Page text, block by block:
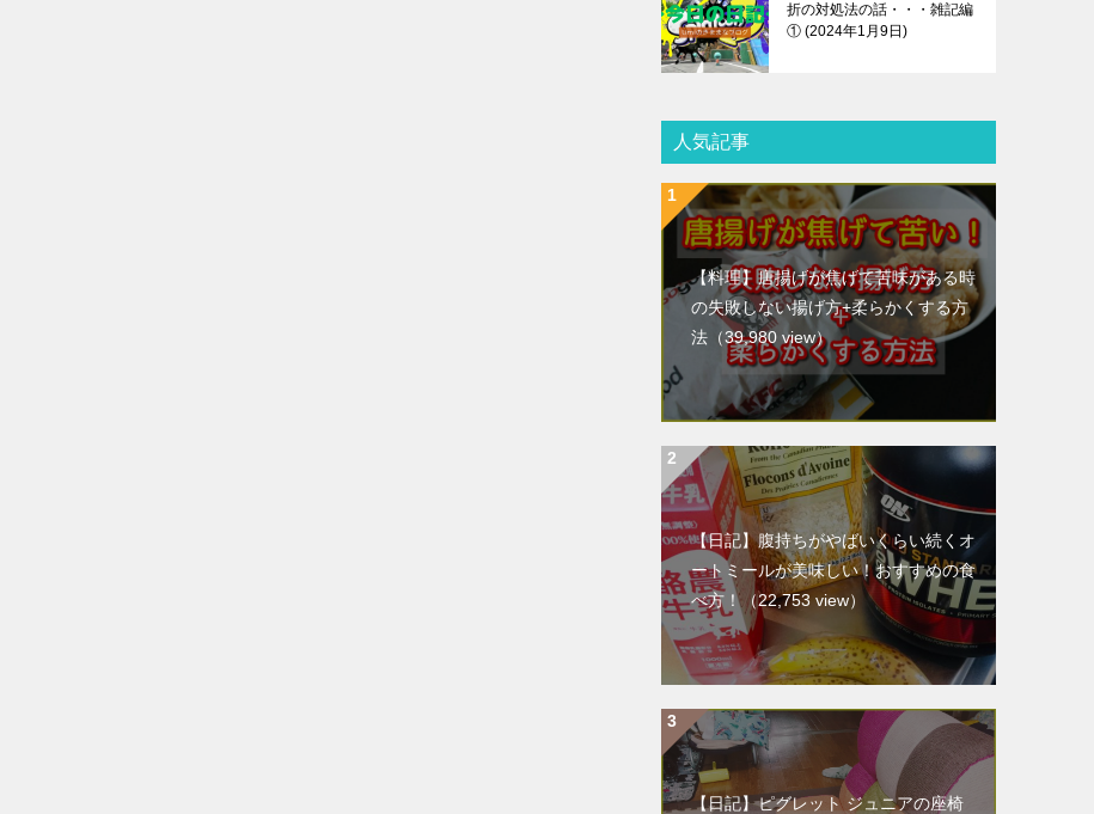
折の対処法の話・・・雑記編
① 2024年1月9日
人気記事
【料理】唐揚げが焦げて苦味がある時
の失敗しない揚げ方+柔らかくする方
法 （39,980 view）
【日記】腹持ちがやばいくらい続くオ
ートミールが美味しい！おすすめの食
べ方！ （22,753 view）
【日記】ピグレット ジュニアの座椅